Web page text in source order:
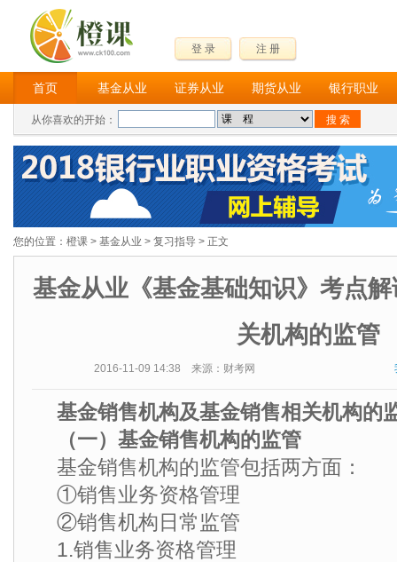
登 录 注 册
首页 基金从业 证券从业 期货从业 银行职业
从你喜欢的开始：
您的位置： 橙课 > 基金从业 > 复习指导 > 正文
基金从业《基金基础知识》考点
关机构的监管
2016-11-09 14:38 来源：财考网
基金销售机构及基金销售相关机构的
（一）基金销售机构的监管
基金销售机构的监管包括两方面：
①销售业务资格管理
②销售机构日常监管
1.销售业务资格管理